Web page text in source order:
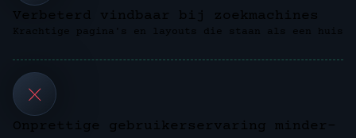
Verbeterd vindbaar bij zoekmachines
Krachtige pagina's en layouts die staan als een huis
Onprettige gebruikerservaring minder-